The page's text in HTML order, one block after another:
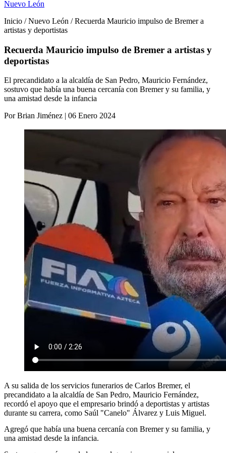
Nuevo León
Inicio / Nuevo León / Recuerda Mauricio impulso de Bremer a
artistas y deportistas
Recuerda Mauricio impulso de Bremer a artistas y
deportistas
El precandidato a la alcaldía de San Pedro, Mauricio Fernández,
sostuvo que había una buena cercanía con Bremer y su familia, y
una amistad desde la infancia
Por Brian Jiménez | 06 Enero 2024
A su salida de los servicios funerarios de Carlos Bremer, el
precandidato a la alcaldía de San Pedro, Mauricio Fernández,
recordó el apoyo que el empresario brindó a deportistas y artistas
durante su carrera, como Saúl "Canelo" Álvarez y Luis Miguel.
Agregó que había una buena cercanía con Bremer y su familia, y
una amistad desde la infancia.